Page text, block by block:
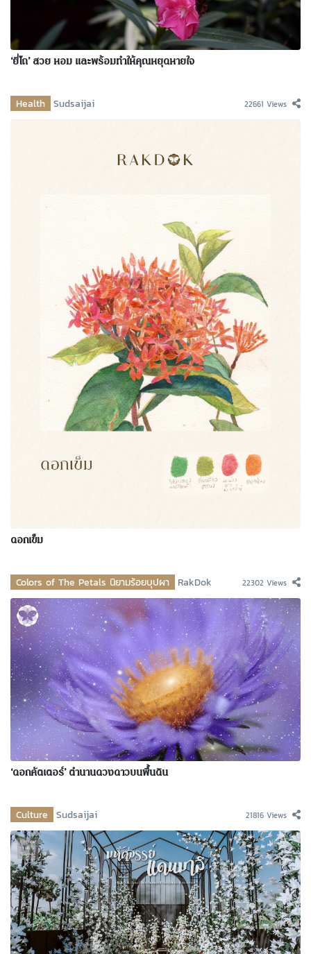
‘ยี่โถ’ สวย หอม และพร้อมทำให้คุณหยุดหายใจ
Health Sudsaijai 22661 Views
ดอกเข็ม
Colors of The Petals นิยามร้อยบุปผา RakDok 22302 Views
‘ดอกคัตเตอร์’ ตำนานดวงดาวบนพื้นดิน
Culture Sudsaijai 21816 Views